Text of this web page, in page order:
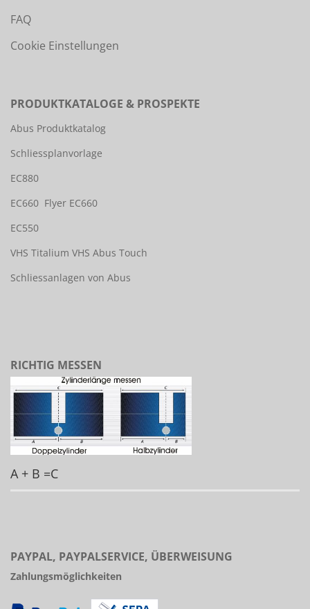
FAQ
Cookie Einstellungen
PRODUKTKATALOGE & PROSPEKTE
Abus Produktkatalog
Schliessplanvorlage
EC880
EC660 Flyer EC660
EC550
VHS Titalium VHS Abus Touch
Schliessanlagen von Abus
RICHTIG MESSEN
A + B =C
PAYPAL, PAYPALSERVICE, ÜBERWEISUNG
Zahlungsmöglichkeiten